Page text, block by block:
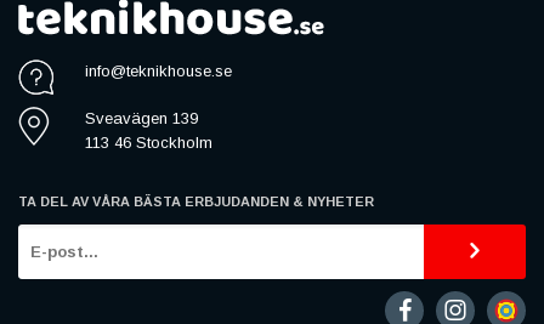
info@teknikhouse.se
Sveavägen 139
113 46 Stockholm
TA DEL AV VÅRA BÄSTA ERBJUDANDEN & NYHETER